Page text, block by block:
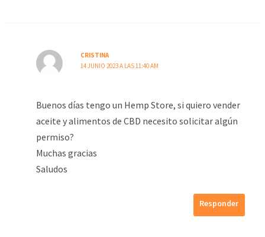
CRISTINA
14 JUNIO 2023 A LAS 11:40 AM
Buenos días tengo un Hemp Store, si quiero vender
aceite y alimentos de CBD necesito solicitar algún
permiso?
Muchas gracias
Saludos
Responder